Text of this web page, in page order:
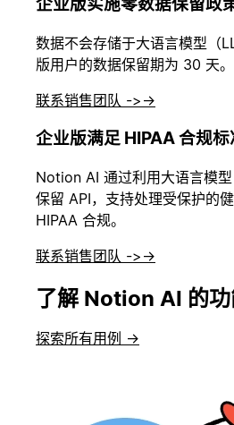
企业版实施零数据保留政
数据不会存储于大语言模型（
版用户的数据保留期为 30 天。
联系销售团队 -> →
企业版满足 HIPAA 合规标
Notion AI 通过利用大语言模
保留 API，支持处理受保护的
HIPAA 合规。
联系销售团队 -> →
了解 Notion AI 的功
探索所有用例 →